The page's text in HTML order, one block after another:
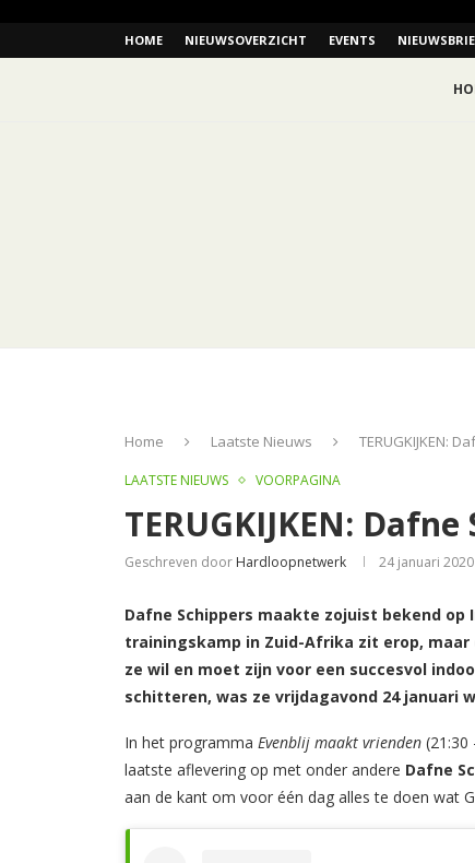
HOME NIEUWSOVERZICHT EVENTS
Home Laatste Nieuws TERUGKIJKEN:
LAATSTE NIEUWS VOORPAGINA
TERUGKIJKEN:
Geschreven door Hardloopnetwerk 24 januari 2020
Dafne Schippers maakte zojuist bekend
trainingskamp in Zuid-Afrika zit erop,
ze wil en moet zijn voor een succesvol
schitteren, was ze vrijdagavond 24 januari
In het programma Evenblij maakt vrienden (21:30
laatste aflevering op met onder andere Dafne
aan de kant om voor één dag alles te doen wat